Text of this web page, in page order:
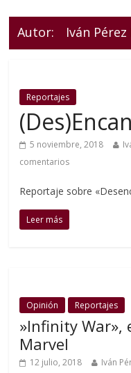
Autor: Iván
Reportajes
5 noviembre, 2018
comentarios
Reportaje sobre
Leer más
Opinión Reportajes
»Infinity War»,
Marvel
12 julio, 2018 Iván